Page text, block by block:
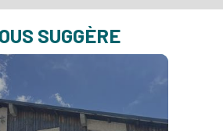
SUGGÈRE